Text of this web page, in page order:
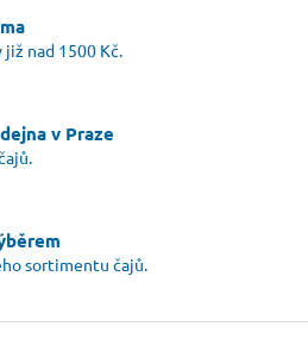
r
v
s
u
nad 1500 Kč.
v Praze
sortimentu čajů.